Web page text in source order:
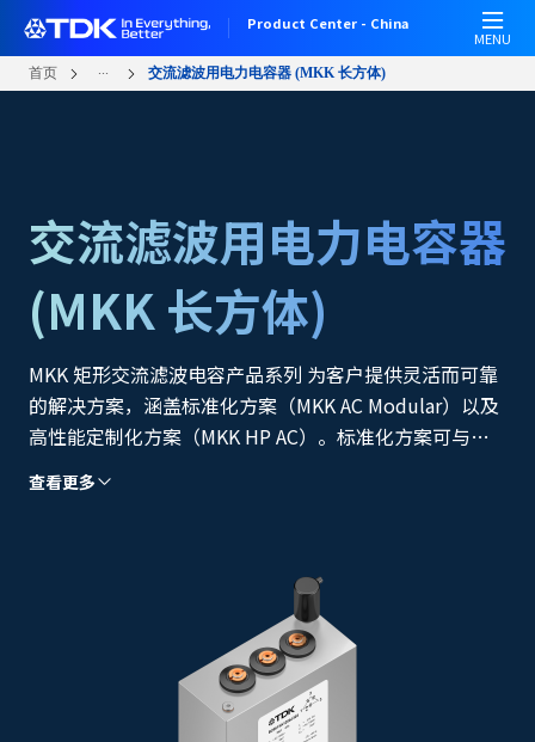
主
Product Center - China
MENU
首页 ... 交流滤波用电力电容器 (MKK 长方体)
交流滤波用电力电容器
(MKK 长方体)
MKK 矩形交流滤波电容产品系列 为客户提供灵活而可靠
的解决方案，涵盖标准化方案（MKK AC Modular）以及
高性能定制化方案（MKK HP AC）。标准化方案可与最
新一代功率模块无缝集成，显著缩短产品开发周期，加快
紧凑型变换逆变器在轨道牵引、可再生能源和工业领域的
构设计，并可选用聚氨酯树脂干式封装方案，有效提升产
品在复杂工况下的稳定性和使用寿命。
该系列产品支持单相和三相交流滤波设计，可高效抑制谐
波失真与无功功率问题，显著改善电能质量，提高系统运
行效率与可靠性，为客户打造高性能、高可靠性的电力电
查看更多